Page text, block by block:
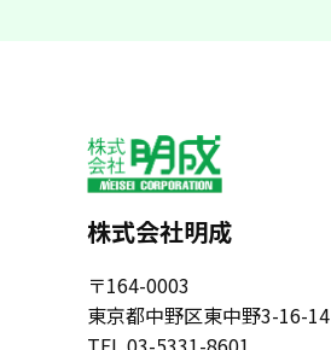
株式会社明成
〒164-0003
東京都中野区東中野3-16-14